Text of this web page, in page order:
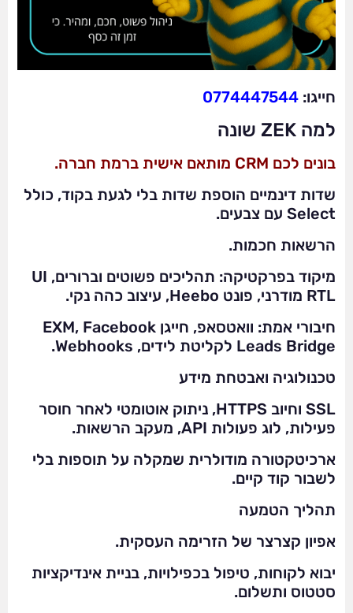
חייגו: 0774447544
למה ZEK שונה
בונים לכם CRM מותאם אישית ברמת חברה.
שדות דינמיים הוספת שדות בלי לגעת בקוד, כולל
Select עם צבעים.
הרשאות חכמות.
מיקוד בפרקטיקה: תהליכים פשוטים וברורים, UI
RTL מודרני, פונט Heebo, עיצוב כהה נקי.
חיבורי אמת: וואטסאפ, חייגן EXM, Facebook
Leads Bridge לקליטת לידים, Webhooks.
טכנולוגיה ואבטחת מידע
SSL וחיוב HTTPS, ניתוק אוטומטי לאחר חוסר
פעילות, לוג פעולות API, מעקב הרשאות.
ארכיטקטורה מודולרית שמקלה על תוספות בלי
לשבור קוד קיים.
תהליך הטמעה
אפיון קצרצר של הזרימה העסקית.
יבוא לקוחות, טיפול בכפילויות, בניית אינדיקציות
סטטוס ותשלום.